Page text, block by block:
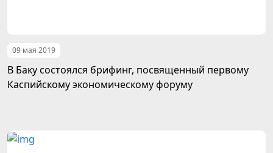
09 мая 2019
В Баку состоялся брифинг, посвященный первому
Каспийскому экономическому форуму